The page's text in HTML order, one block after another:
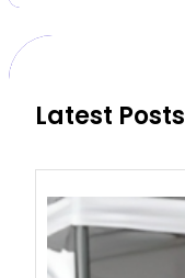
c
Latest Posts